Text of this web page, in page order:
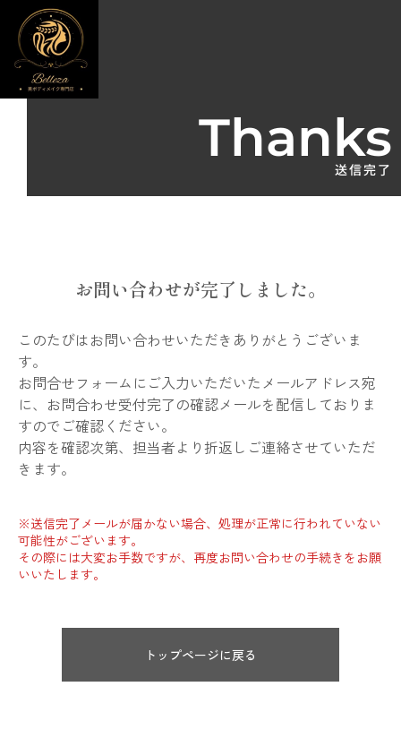
Thanks
送信完了
お問い合わせが完了しました。
このたびはお問い合わせいただきありがとうございま
す。
お問合せフォームにご入力いただいたメールアドレス宛
に、お問合わせ受付完了の確認メールを配信しておりま
すのでご確認ください。
内容を確認次第、担当者より折返しご連絡させていただ
きます。
※送信完了メールが届かない場合、処理が正常に行われていない
可能性がございます。
その際には大変お手数ですが、再度お問い合わせの手続きをお願
いいたします。
トップページに戻る